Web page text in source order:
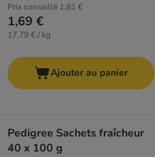
Prix conseillé 1,81 €
1,69 €
17,79 € / kg
Ajouter au panier
Pedigree Sachets fraîcheur
40 x 100 g